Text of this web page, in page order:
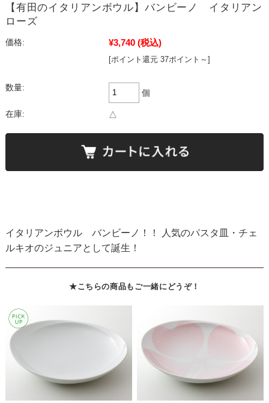
【有田のイタリアンボウル】バンビーノ イタリアン
ローズ
価格: ¥3,740 (税込)
[ポイント還元 37ポイント～]
数量:
個
在庫: △
イタリアンボウル バンビーノ！！ 人気のパスタ皿・チェ
ルキオのジュニアとして誕生！
★こちらの商品もご一緒にどうぞ！